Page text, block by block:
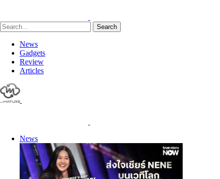
Search
News
Gadgets
Review
Articles
News